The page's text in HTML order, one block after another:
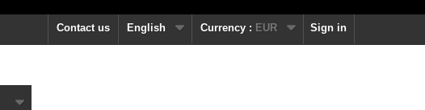
Sign in
Currency : EUR
English
Contact us